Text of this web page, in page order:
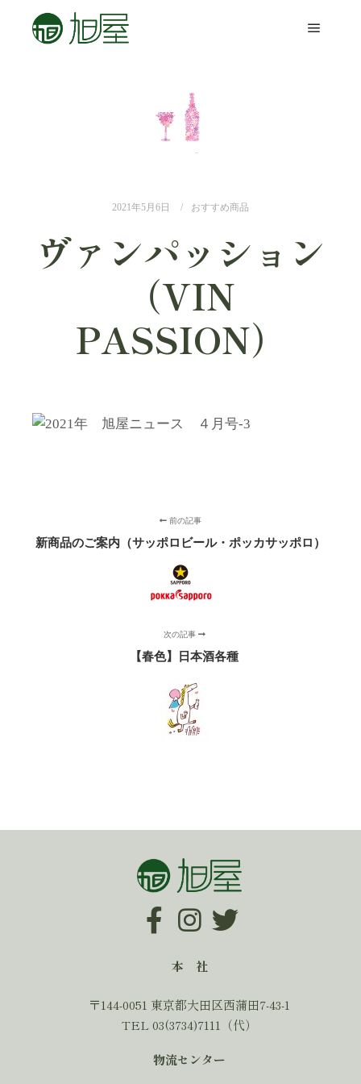
2021年5月6日 おすすめ商品
ヴァンパッション
（VIN
PASSION）
前の記事
新商品のご案内（サッポロビール・ポッカサッポロ）
次の記事
【春色】日本酒各種
本 社
〒144-0051 東京都大田区西蒲田7-43-1
TEL 03(3734)7111（代）
物流センター